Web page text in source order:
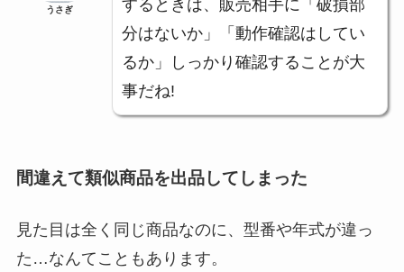
うさぎ
するときは、販売相手に「破損部
分はないか」「動作確認はしてい
るか」しっかり確認することが大
事だね!
間違えて類似商品を出品してしまった
見た目は全く同じ商品なのに、型番や年式が違っ
た…なんてこともあります。